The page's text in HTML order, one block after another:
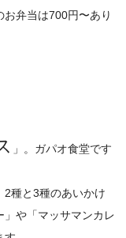
弁当は700円〜あり
」。ガパオ食堂です
2種と3種のあいかけ
や「マッサマンカレ